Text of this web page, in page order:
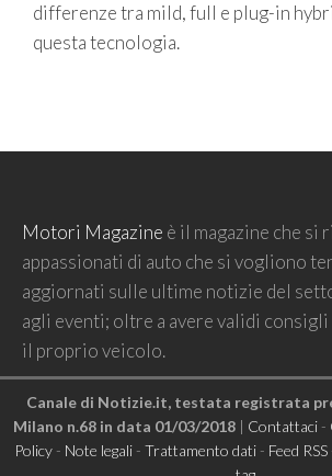
differenze tra mild, full e plug-in
questa tecnologia.
Motori Magazine è il magazine che si
appassionati di auto che si vogliono
aggiornati sulle ultime notizie del
agli eventi; oltre a avere validi
il proprio veicolo.
Canale di Notizie.it, testata registrata
Milano n.68 in data 01/03/2018| Contattaci-
Policy- Note legali- Trattamento dati- Feed RSS